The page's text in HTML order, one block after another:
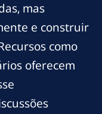
mas
e construir
como
oferecem